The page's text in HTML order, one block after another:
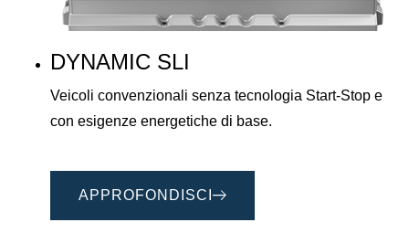
DYNAMIC SLI
Veicoli convenzionali senza tecnologia Start-Stop e
con esigenze energetiche di base.
APPROFONDISCI